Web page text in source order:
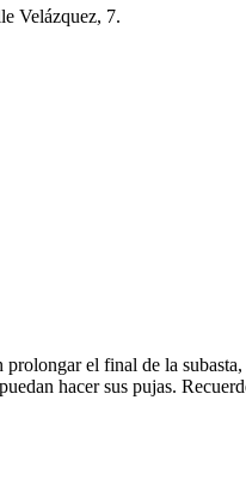
Velázquez, 7.
prolongar el final de la subasta,
hacer sus pujas.